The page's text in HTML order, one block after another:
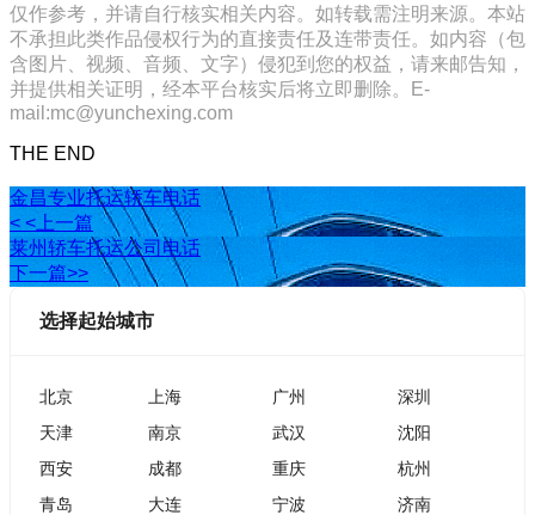
仅作参考，并请自行核实相关内容。如转载需注明来源。本站
不承担此类作品侵权行为的直接责任及连带责任。如内容（包
含图片、视频、音频、文字）侵犯到您的权益，请来邮告知，
并提供相关证明，经本平台核实后将立即删除。E-
mail:mc@yunchexing.com
THE END
金昌专业托运轿车电话
< <上一篇
莱州轿车托运公司电话
下一篇>>
选择起始城市
北京 上海 广州
深圳
天津
南京 武汉
沈阳
西安
成都 重庆
杭州
青岛
大连 宁波
济南